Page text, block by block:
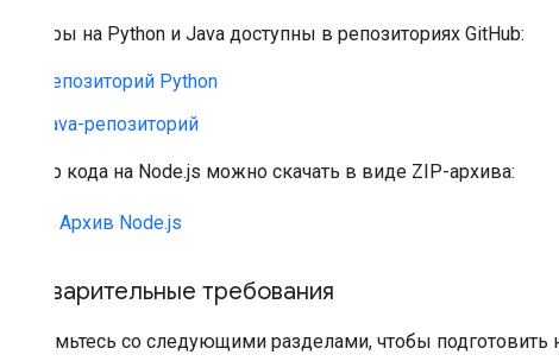
Примеры на Python и Java доступны в репозиториях GitHub:
Репозиторий Python
Java-репозиторий
Пример кода на Node.js можно скачать в виде ZIP-архива:
Архив Node.js
Предварительные требования
Ознакомьтесь со следующими разделами, чтобы